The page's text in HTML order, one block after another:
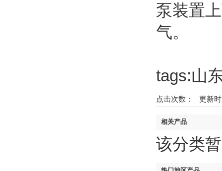
泵装置
气。
tags:山
点击次数： 更新
相关产品
该分类